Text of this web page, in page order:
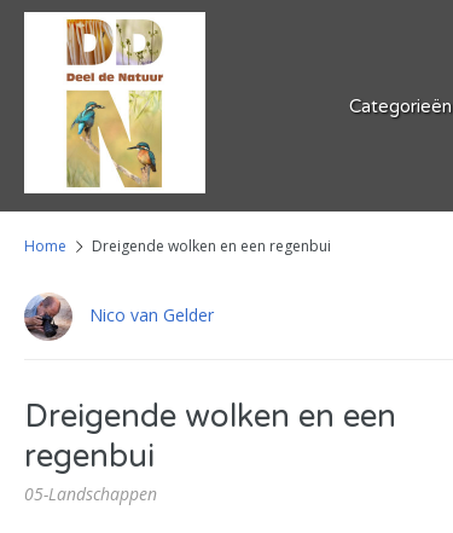
Categorieën
Home Dreigende wolken en een regenbui
Nico van Gelder
Dreigende wolken en een
regenbui
05-Landschappen